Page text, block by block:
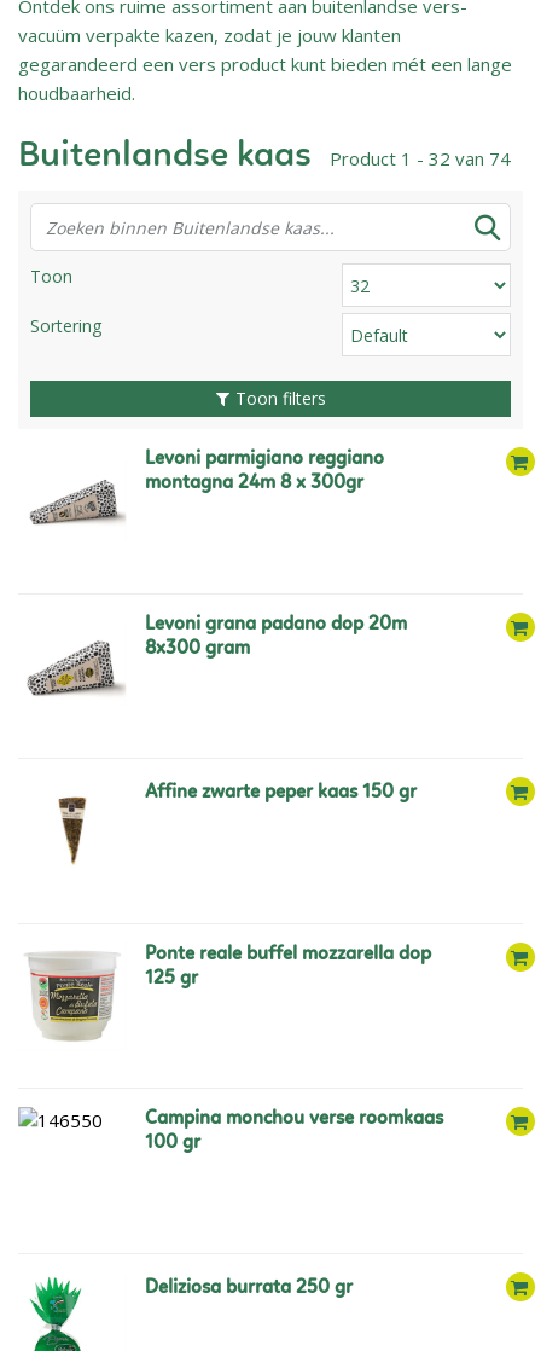
Ontdek ons ruime assortiment aan buitenlandse vers-
vacuüm verpakte kazen, zodat je jouw klanten
gegarandeerd een vers product kunt bieden mét een lange
houdbaarheid.
Buitenlandse kaas Product 1 - 32 van 74
Toon
Sortering
Toon filters
levoni parmigiano reggiano
montagna 24m 8 x 300gr
levoni grana padano dop 20m
8x300 gram
affine zwarte peper kaas 150 gr
ponte reale buffel mozzarella dop
125 gr
campina monchou verse roomkaas
100 gr
deliziosa burrata 250 gr